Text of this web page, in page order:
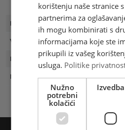
FDC Broj
Vrijednost
Prvi dan
Naklada
korištenju naše stranice
partnerima za
ih mogu kombinirati s
informacijama koje ste
prikupili iz vašeg
usluga. Politike
Nužno
potrebni
kolačići
Izvedba